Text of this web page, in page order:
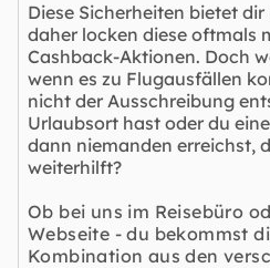
Diese Sicherheiten bietet
daher locken diese oftmals
Cashback-Aktionen. Doch
wenn es zu Flugausfällen
nicht der Ausschreibung
Urlaubsort hast oder du
dann niemanden erreichst,
weiterhilft?
Ob bei uns im Reisebüro
Webseite - du bekommst
Kombination aus den